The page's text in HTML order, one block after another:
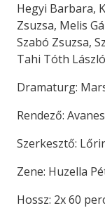
Hegyi Barbara,
Zsuzsa, Melis
Szabó Zsuzsa,
Tahi Tóth László
Dramaturg:
Rendező:
Szerkesztő:
Zene: Huzella
Hossz: 2x 60